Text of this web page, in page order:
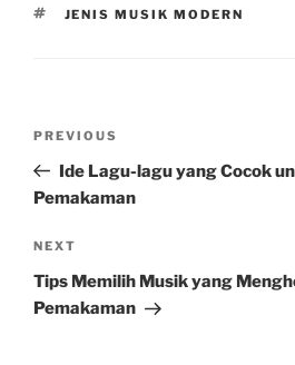
TAGS
JENIS MUSIK MODERN
Previous
Post
PREVIOUS
Ide Lagu-lagu yang Cocok
Pemakaman
Next
Post
NEXT
Tips Memilih Musik yang
Pemakaman